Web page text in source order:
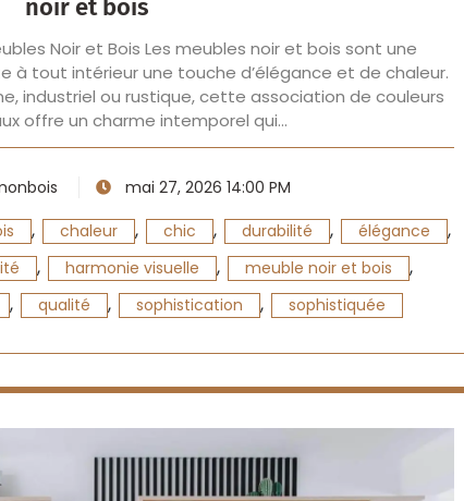
noir et bois
Noir et Bois Les meubles noir et bois sont une
à tout intérieur une touche d’élégance et de chaleur.
industriel ou rustique, cette association de couleurs
offre un charme intemporel qui…
mai 27, 2026 14:00 PM
, chaleur , chic , durabilité , élégance ,
, harmonie visuelle , meuble noir et bois ,
, qualité , sophistication , sophistiquée